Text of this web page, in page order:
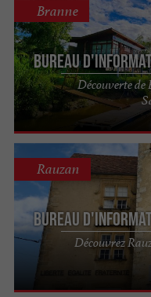
Bureau
Découverte de
Branne
Bureau
Découvrez
Rauzan